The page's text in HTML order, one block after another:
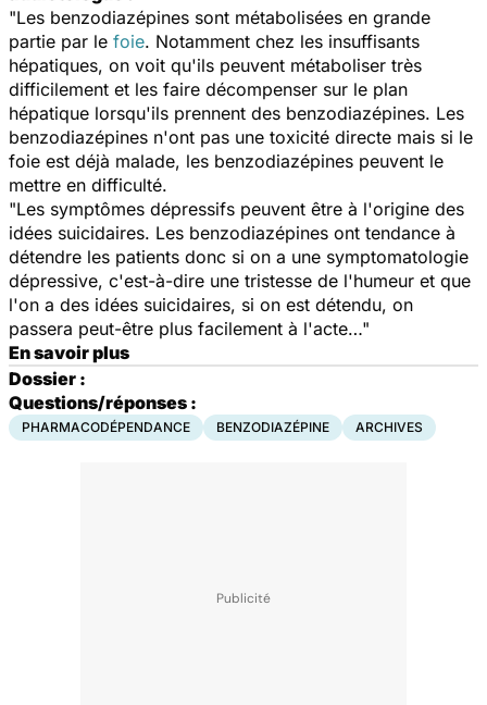
"Les benzodiazépines sont métabolisées en grande
partie par le foie. Notamment chez les insuffisants
hépatiques, on voit qu'ils peuvent métaboliser très
difficilement et les faire décompenser sur le plan
hépatique lorsqu'ils prennent des benzodiazépines. Les
benzodiazépines n'ont pas une toxicité directe mais si le
foie est déjà malade, les benzodiazépines peuvent le
mettre en difficulté.
"Les symptômes dépressifs peuvent être à l'origine des
idées suicidaires. Les benzodiazépines ont tendance à
détendre les patients donc si on a une symptomatologie
dépressive, c'est-à-dire une tristesse de l'humeur et que
l'on a des idées suicidaires, si on est détendu, on
passera peut-être plus facilement à l'acte…"
En savoir plus
Dossier :
Questions/réponses :
PHARMACODÉPENDANCE BENZODIAZÉPINE ARCHIVES